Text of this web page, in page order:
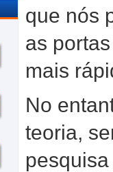
que nós
as
mais
No
teoria,